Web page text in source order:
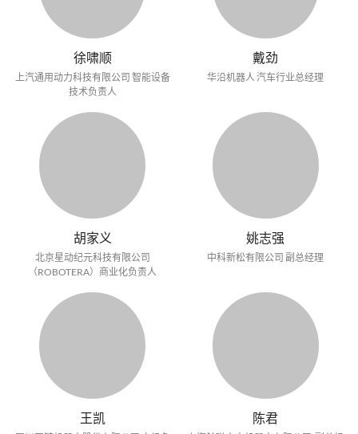
徐啸顺
上汽通用动力科技有限公司 智能设备
技术负责人
戴劲
华沿机器人 汽车行业总经理
胡家义
北京星动纪元科技有限公司
（ROBOTERA）商业化负责人
姚志强
中科新松有限公司 副总经理
王凯 陈君